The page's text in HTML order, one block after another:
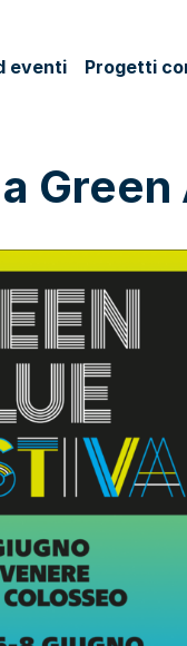
eventi Progetti
a